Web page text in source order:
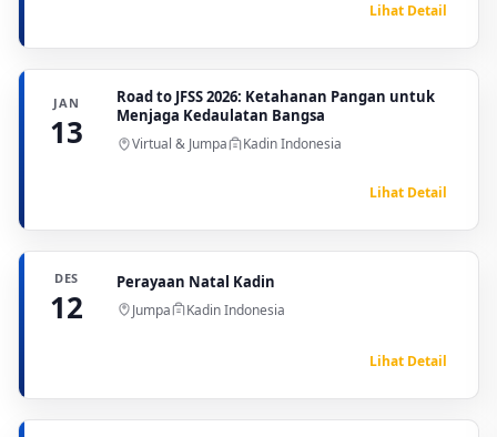
Lihat Detail
JAN
13
Road to JFSS 2026: Ketahanan Pangan untuk
Menjaga Kedaulatan Bangsa
Virtual & Jumpa Kadin Indonesia
Lihat Detail
DES
12
Perayaan Natal Kadin
Jumpa Kadin Indonesia
Lihat Detail